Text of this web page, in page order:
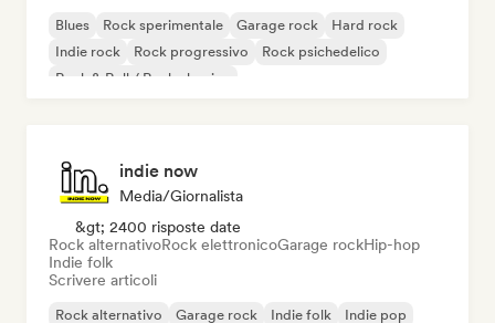
Blues Rock sperimentale Garage rock
Hard rock
Indie rock
Rock progressivo
Rock psichedelico
Rock & Roll / Rock classico
indie now
Media/Giornalista
&gt; 2400 risposte date
Rock alternativoRock elettronicoGarage rockHip-hop
Indie folk
Scrivere articoli
Rock alternativo Garage rock Indie folk
Indie pop